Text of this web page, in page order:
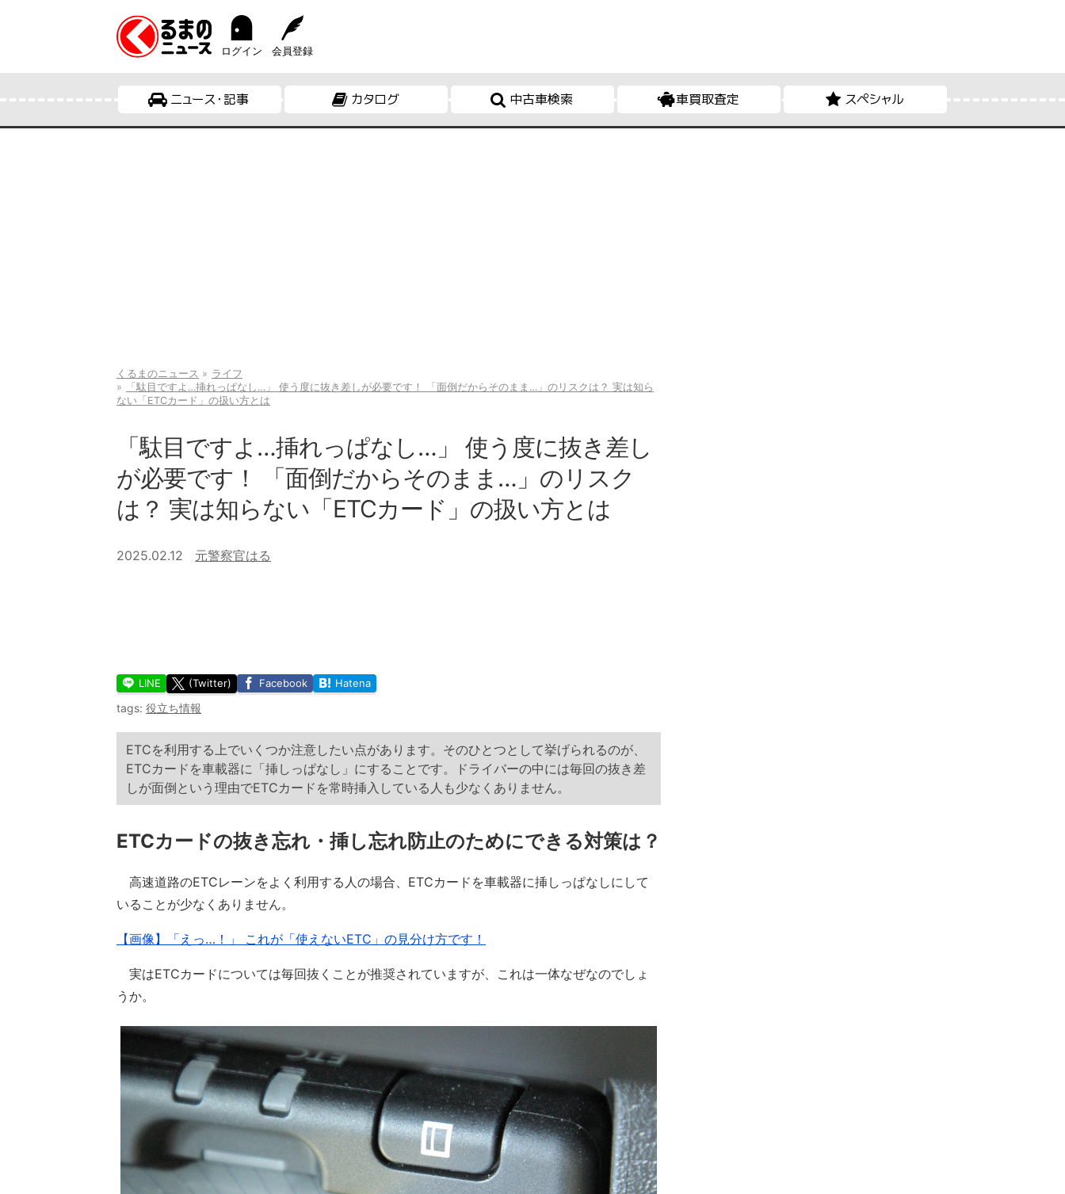
ログイン 会員登録
ニュース・記事 カタログ 中古車検索 車買取査定 スペシャル
くるまのニュース
ライフ
「駄目ですよ…挿れっぱなし…」 使う度に抜き差しが必要です！ 「面倒だからそのまま…」のリスクは？ 実は知ら
ない「ETCカード」の扱い方とは
「駄目ですよ…挿れっぱなし…」 使う度に抜き差し
が必要です！ 「面倒だからそのまま…」のリスク
は？ 実は知らない「ETCカード」の扱い方とは
2025.02.12 元警察官はる
LINE (Twitter) Facebook Hatena
tags: 役立ち情報
ETCを利用する上でいくつか注意したい点があります。そのひとつとして挙げられるのが、
ETCカードを車載器に「挿しっぱなし」にすることです。ドライバーの中には毎回の抜き差
しが面倒という理由でETCカードを常時挿入している人も少なくありません。
ETCカードの抜き忘れ・挿し忘れ防止のためにできる対策は？
高速道路のETCレーンをよく利用する人の場合、ETCカードを車載器に挿しっぱなしにして
いることが少なくありません。
【画像】「えっ…！」 これが「使えないETC」の見分け方です！
実はETCカードについては毎回抜くことが推奨されていますが、これは一体なぜなのでしょ
うか。